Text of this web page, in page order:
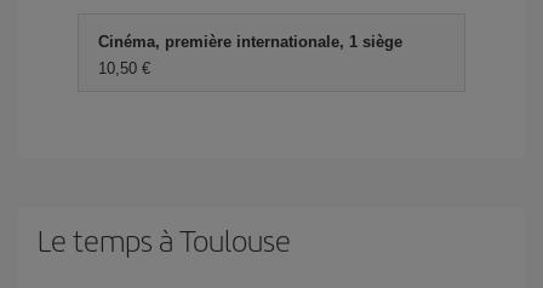
Cinéma, première internationale, 1 siège
10,50 €
Le temps à Toulouse